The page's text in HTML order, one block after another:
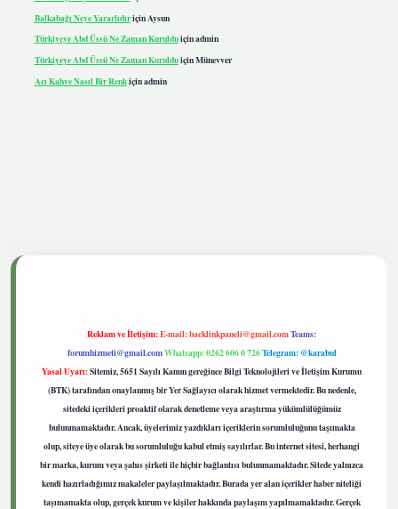
Balkabağı Neye Yararlıdıriçin Aysun
Türkiyeye Abd Üssü Ne Zaman Kurulduiçinadmin
Türkiyeye Abd Üssü Ne Zaman KurulduiçinMünevver
Acı Kahve Nasıl Bir Renkiçinadmin
Reklam ve İletişim:E-mail:backlinkpaneli@gmail.comTeams:
forumhizmeti@gmail.comWhatsapp: 0262 606 0 726Telegram: @karabul
Yasal Uyarı:Sitemiz, 5651 Sayılı Kanun gereğince Bilgi Teknolojileri ve İletişim Kurumu
(BTK) tarafından onaylanmış bir Yer Sağlayıcı olarak hizmet vermektedir. Bu nedenle,
sitedeki içerikleri proaktif olarak denetleme veya araştırma yükümlülüğümüz
bulunmamaktadır. Ancak, üyelerimiz yazdıkları içeriklerin sorumluluğunu taşımakta
olup, siteye üye olarak bu sorumluluğu kabul etmiş sayılırlar. Bu internet sitesi, herhangi
bir marka, kurum veya şahıs şirketi ile hiçbir bağlantısı bulunmamaktadır. Sitede yalnızca
kendi hazırladığımız makaleler paylaşılmaktadır. Burada yer alan içerikler haber niteliği
taşımamakta olup, gerçek kurum ve kişiler hakkında paylaşım yapılmamaktadır. Gerçek